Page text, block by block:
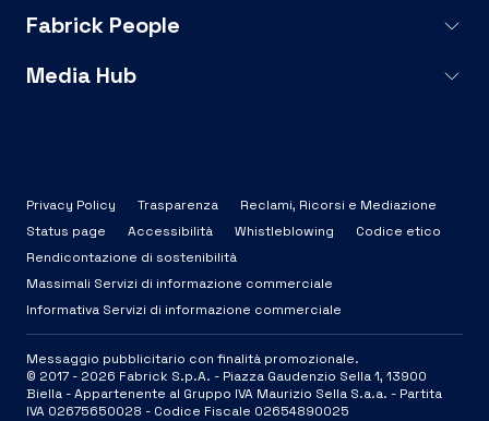
Fabrick People
Media Hub
Privacy Policy Trasparenza
Reclami, Ricorsi e Mediazione
Status page
Accessibilità Whistleblowing
Codice etico
Rendicontazione di sostenibilità
Massimali Servizi di informazione commerciale
Informativa Servizi di informazione commerciale
Messaggio pubblicitario con finalità promozionale.
© 2017 - 2026 Fabrick S.p.A. - Piazza Gaudenzio Sella 1, 13900
Biella - Appartenente al Gruppo IVA Maurizio Sella S.a.a. - Partita
IVA 02675650028 - Codice Fiscale 02654890025